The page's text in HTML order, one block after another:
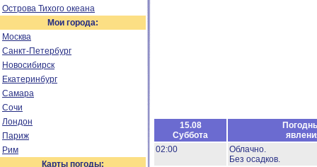
Острова Тихого океана
Мои города:
Москва
Санкт-Петербург
Новосибирск
Екатеринбург
Самара
Сочи
Лондон
Париж
Рим
Карты погоды:
15.08
Суббота
02:00
Облачно.
Без осадков.